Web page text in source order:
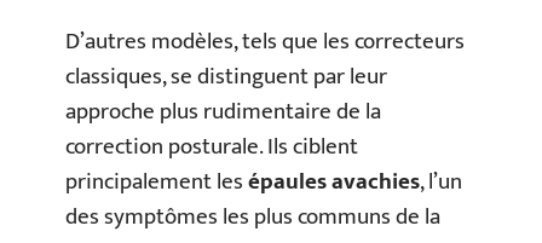
D’autres modèles, tels que les correcteurs
classiques, se distinguent par leur
approche plus rudimentaire de la
correction posturale. Ils ciblent
principalement lesépaules avachies, l’un
des symptômes les plus communs de la